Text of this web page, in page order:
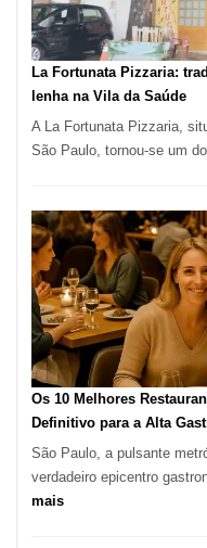
Restaurantes
Mais
Icônicos
La Fortunata Pizzaria:
lenha na Vila da Saúde
A La Fortunata Pizzaria,
São Paulo, tornou-se um
Os 10 Melhores
Definitivo para a Alta
São Paulo, a pulsante
verdadeiro epicentro
mais: